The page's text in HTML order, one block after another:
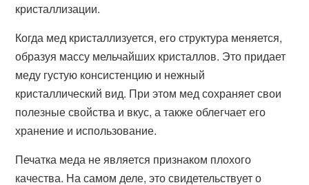
кристаллизации.
Когда мед кристаллизуется, его структура меняется,
образуя массу мельчайших кристаллов. Это придает
меду густую консистенцию и нежный
кристаллический вид. При этом мед сохраняет свои
полезные свойства и вкус, а также облегчает его
хранение и использование.
Печатка меда не является признаком плохого
качества. На самом деле, это свидетельствует о